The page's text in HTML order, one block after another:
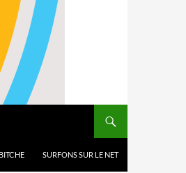
SURFONS SUR LE NET